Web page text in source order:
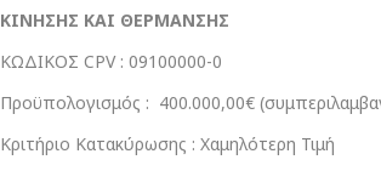
ΚΙΝΗΣΗΣ ΚΑΙ ΘΕΡΜΑΝΣΗΣ
ΚΩΔΙΚΟΣ CPV : 09100000-0
Προϋπολογισμός : 400.000,00€
Κριτήριο Κατακύρωσης : Χαμηλότερη Τιμή